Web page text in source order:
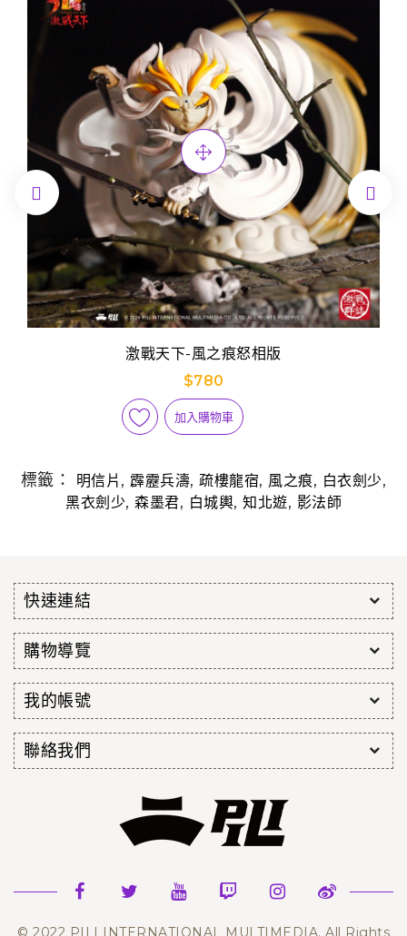
激戰天下-風之痕怒相版
$780
加入購物車
 
標籤： 明信片 ,霹靂兵濤,疏樓龍宿, 風之痕, 白衣劍少,
黑衣劍少, 森墨君, 白城輿, 知北遊, 影法師
快速連結
購物導覽
我的帳號
聯絡我們
© 2022 PILI INTERNATIONAL MULTIMEDIA. All Rights